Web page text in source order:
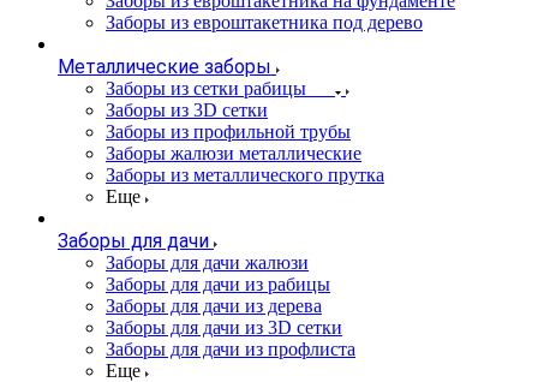
Заборы из евроштакетника под дерево
Металлические заборы
Заборы из сетки рабицы
Заборы из 3D сетки
Заборы из профильной трубы
Заборы жалюзи металлические
Заборы из металлического прутка
Еще
Заборы для дачи
Заборы для дачи жалюзи
Заборы для дачи из рабицы
Заборы для дачи из дерева
Заборы для дачи из 3D сетки
Заборы для дачи из профлиста
Еще